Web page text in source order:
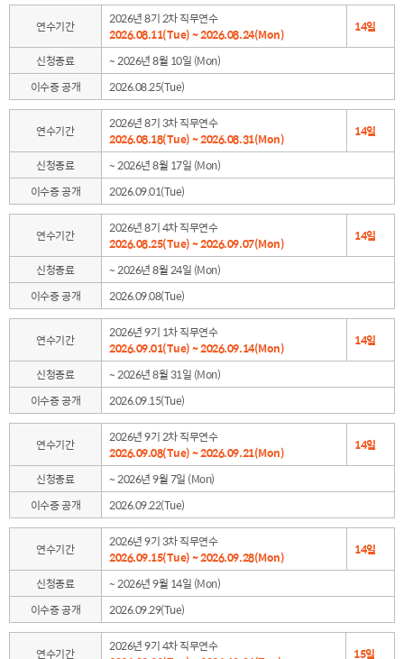
연수기간
2026년 8기 2차 직무연수
2026.08.11(Tue) ~ 2026.08.24(Mon)
14일
신청종료
~ 2026년 8월 10일 (Mon)
이수증 공개
2026.08.25(Tue)
연수기간
2026년 8기 3차 직무연수
2026.08.18(Tue) ~ 2026.08.31(Mon)
14일
신청종료
~ 2026년 8월 17일 (Mon)
이수증 공개
2026.09.01(Tue)
연수기간
2026년 8기 4차 직무연수
2026.08.25(Tue) ~ 2026.09.07(Mon)
14일
신청종료
~ 2026년 8월 24일 (Mon)
이수증 공개
2026.09.08(Tue)
연수기간
2026년 9기 1차 직무연수
2026.09.01(Tue) ~ 2026.09.14(Mon)
14일
신청종료
~ 2026년 8월 31일 (Mon)
이수증 공개
2026.09.15(Tue)
연수기간
2026년 9기 2차 직무연수
2026.09.08(Tue) ~ 2026.09.21(Mon)
14일
신청종료
~ 2026년 9월 7일 (Mon)
이수증 공개
2026.09.22(Tue)
연수기간
2026년 9기 3차 직무연수
2026.09.15(Tue) ~ 2026.09.28(Mon)
14일
신청종료
~ 2026년 9월 14일 (Mon)
이수증 공개
2026.09.29(Tue)
연수기간
2026년 9기 4차 직무연수
15일